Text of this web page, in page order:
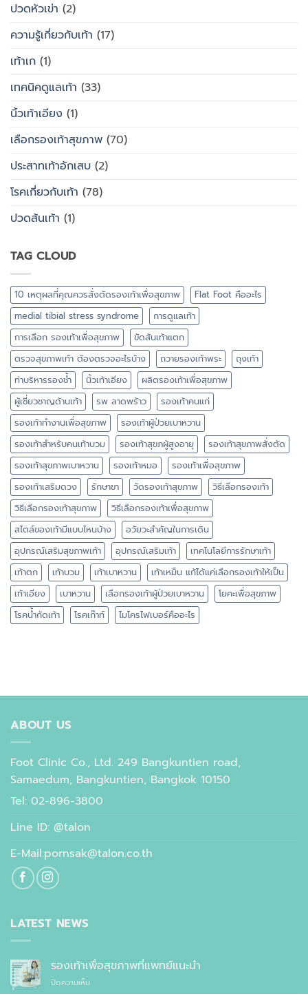
ปวดหัวเข่า (2)
ความรู้เกี่ยวกับเท้า (17)
เท้าเก (1)
เทคนิคดูแลเท้า (33)
นิ้วเท้าเอียง (1)
เลือกรองเท้าสุขภาพ (70)
ประสาทเท้าอักเสบ (2)
โรคเกี่ยวกับเท้า (78)
ปวดส้นเท้า (1)
TAG CLOUD
10 เหตุผลที่คุณควรสั่งตัดรองเท้าเพื่อสุขภาพ
Flat Foot คืออะไร
medial tibial stress syndrome
การดูแลเท้า
การเลือก รองเท้าเพื่อสุขภาพ
ขัดส้นเท้าแตก
ตรวจสุขภาพเท้า ต้องตรวจอะไรบ้าง
ถวายรองเท้าพระ
ถุงเท้า
ท่าบริหารรองช้ำ
นิ้วเท้าเอียง
ผลิตรองเท้าเพื่อสุขภาพ
ผู้เชี่ยวชาญด้านเท้า
รพ ลาดพร้าว
รองเท้าคนแก่
รองเท้าทำงานเพื่อสุขภาพ
รองเท้าผู้ป่วยเบาหวาน
รองเท้าสำหรับคนเท้าบวม
รองเท้าสุขภผู้สูงอายุ
รองเท้าสุขภาพสั่งตัด
รองเท้าสุขภาพเบาหวาน
รองเท้าหมอ
รองเท้าเพื่อสุขภาพ
รองเท้าเสริมดวง
รักษาขา วัดรองเท้าสุขภาพ
วิธีเลือกรองเท้า
วิธีเลือกรองเท้าสุขภาพ
วิธีเลือกรองเท้าเพื่อสุขภาพ
สไตล์ของเท้ามีแบบไหนบ้าง
อวัยวะสำคัญในการเดิน
อุปกรณ์เสริมสุขภาพเท้า
อุปกรณ์เสริมเท้า
เทคโนโลยีการรักษาเท้า
เท้าตก
เท้าบวม เท้าเบาหวาน
เท้าเหม็น แก้ได้แค่เลือกรองเท้าให้เป็น
เท้าเอียง
เบาหวาน เลือกรองเท้าผู้ป่วยเบาหวาน
โยคะเพื่อสุขภาพ
โรคน้ำกัดเท้า
โรคเก๊าท์ ไมโครไฟเบอร์คืออะไร
ABOUT US
Foot Clinic Co., Ltd. 249 Bangkuntien road,
Samaedum, Bangkuntien, Bangkok 10150
Tel: 02-896-3800
Line ID: @talon
E-Mail:pornsak@talon.co.th
LATEST NEWS
รองเท้าเพื่อสุขภาพที่แพทย์แนะนำ
ปิดความเห็นบน